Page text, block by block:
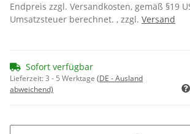
Endpreis zzgl. Versandkosten, gemäß §19
Umsatzsteuer berechnet. , zzgl. Versand
Sofort verfügbar
Lieferzeit:3 - 5 Werktage (DE - Ausland
abweichend)